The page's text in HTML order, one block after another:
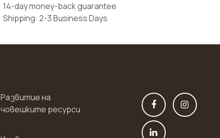
14-day money-back guarantee
Shipping: 2-3 Business Days
Развитие на
човешките ресурси